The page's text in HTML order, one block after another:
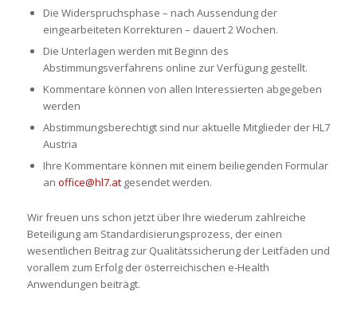
Die Widerspruchsphase – nach Aussendung der
eingearbeiteten Korrekturen – dauert 2 Wochen.
Die Unterlagen werden mit Beginn des
Abstimmungsverfahrens online zur Verfügung gestellt.
Kommentare können von allen Interessierten abgegeben
werden
Abstimmungsberechtigt sind nur aktuelle Mitglieder der HL7
Austria
Ihre Kommentare können mit einem beiliegenden Formular
an office@hl7.atgesendet werden.
Wir freuen uns schon jetzt über Ihre wiederum zahlreiche
Beteiligung am Standardisierungsprozess, der einen
wesentlichen Beitrag zur Qualitätssicherung der Leitfäden und
vorallem zum Erfolg der österreichischen e-Health
Anwendungen beiträgt.